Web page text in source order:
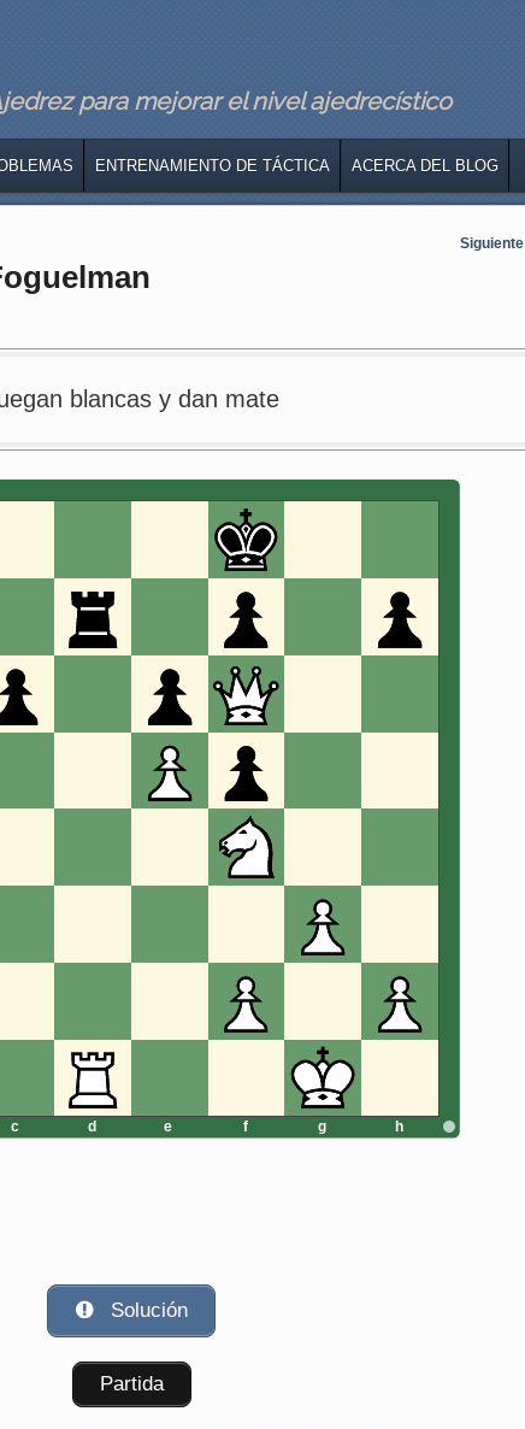
para mejorar el nivel ajedrecístico
ENTRENAMIENTO DE TÁCTICA ACERCA DEL BLOG
Siguiente
blancas y dan mate
c d e f g h
Solución
Partida